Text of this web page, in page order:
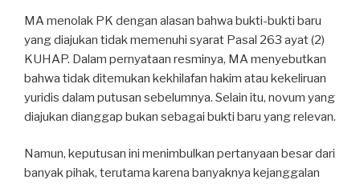
MA menolak PK dengan alasan bahwa bukti-bukti baru
yang diajukan tidak memenuhi syarat Pasal 263 ayat (2)
KUHAP. Dalam pernyataan resminya, MA menyebutkan
bahwa tidak ditemukan kekhilafan hakim atau kekeliruan
yuridis dalam putusan sebelumnya. Selain itu, novum yang
diajukan dianggap bukan sebagai bukti baru yang relevan.
Namun, keputusan ini menimbulkan pertanyaan besar dari
banyak pihak, terutama karena banyaknya kejanggalan